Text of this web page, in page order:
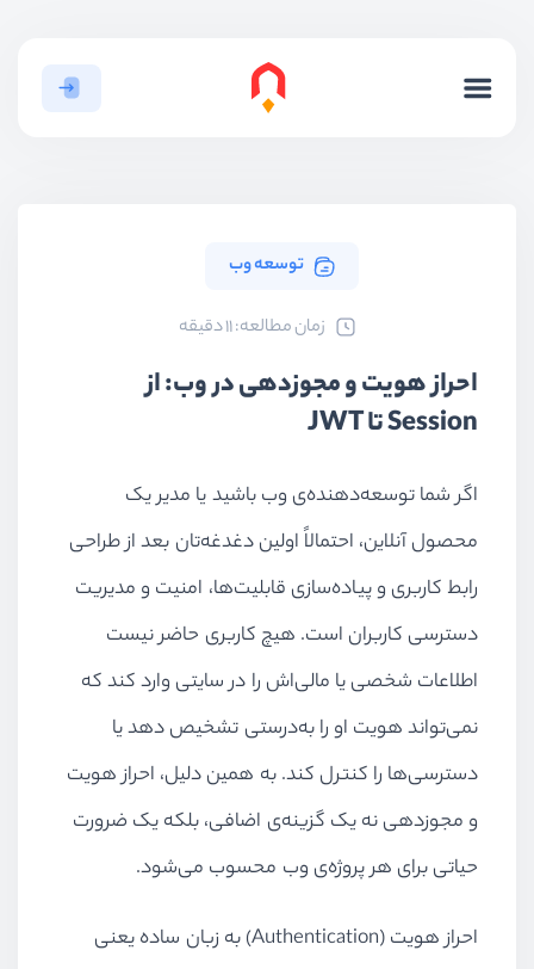
توسعه وب
ﺯﻣﺎﻥ ﻣﻄﺎﻟﻌﻪ: 11 دقیقه
احراز هویت و مجوزدهی در وب: از
Session تا JWT
اگر شما توسعه‌دهنده‌ی وب باشید یا مدیر یک
محصول آنلاین، احتمالاً اولین دغدغه‌تان بعد از طراحی
رابط کاربری و پیاده‌سازی قابلیت‌ها، امنیت و مدیریت
دسترسی کاربران است. هیچ کاربری حاضر نیست
اطلاعات شخصی یا مالی‌اش را در سایتی وارد کند که
نمی‌تواند هویت او را به‌درستی تشخیص دهد یا
دسترسی‌ها را کنترل کند. به همین دلیل، احراز هویت
و مجوزدهی نه یک گزینه‌ی اضافی، بلکه یک ضرورت
حیاتی برای هر پروژه‌ی وب محسوب می‌شود.
احراز هویت (Authentication) به زبان ساده یعنی